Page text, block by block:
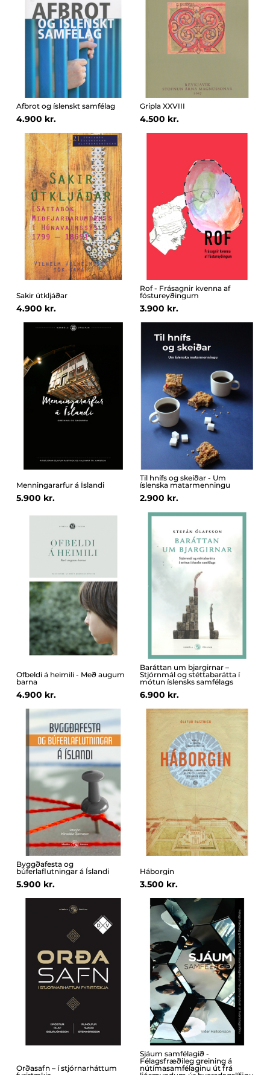
Afbrot og íslenskt samfélag
4.900 kr.
Gripla XXVIII
4.500 kr.
Sakir útkljáðar
4.900 kr.
Rof - Frásagnir kvenna af
fóstureyðingum
3.900 kr.
Menningararfur á Íslandi
5.900 kr.
Til hnífs og skeiðar - Um
íslenska matarmenningu
2.900 kr.
Ofbeldi á heimili - Með augum
barna
4.900 kr.
Baráttan um bjargirnar –
Stjórnmál og stéttabarátta í
mótun íslensks samfélags
6.900 kr.
Byggðafesta og
búferlaflutningar á Íslandi
5.900 kr.
Háborgin
3.500 kr.
Orðasafn – í stjórnarháttum
Sjáum samfélagið -
Félagsfræðileg greining á
nútímasamfélaginu út frá